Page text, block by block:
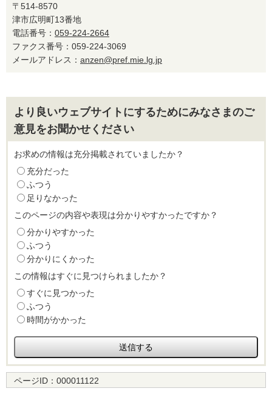
〒514-8570
津市広明町13番地
電話番号： 059-224-2664
ファクス番号：059-224-3069
メールアドレス： anzen@pref.mie.lg.jp
より良いウェブサイトにするためにみなさまのご
意見をお聞かせください
お求めの情報は充分掲載されていましたか？
充分だった
ふつう
足りなかった
このページの内容や表現は分かりやすかったですか？
分かりやすかった
ふつう
分かりにくかった
この情報はすぐに見つけられましたか？
すぐに見つかった
ふつう
時間がかかった
ページID： 000011122